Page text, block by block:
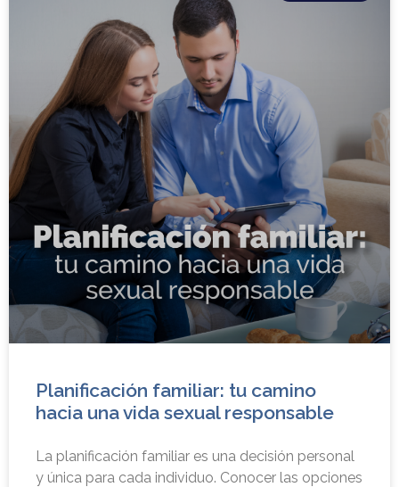
Planificación familiar: tu camino
hacia una vida sexual responsable
La planificación familiar es una decisión personal
y única para cada individuo. Conocer las opciones